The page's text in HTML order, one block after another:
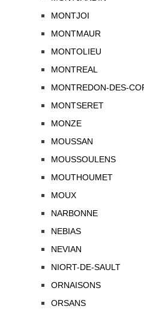
MONTJOI
MONTMAUR
MONTOLIEU
MONTREAL
MONTREDON-DES-
MONTSERET
MONZE
MOUSSAN
MOUSSOULENS
MOUTHOUMET
MOUX
NARBONNE
NEBIAS
NEVIAN
NIORT-DE-SAULT
ORNAISONS
ORSANS